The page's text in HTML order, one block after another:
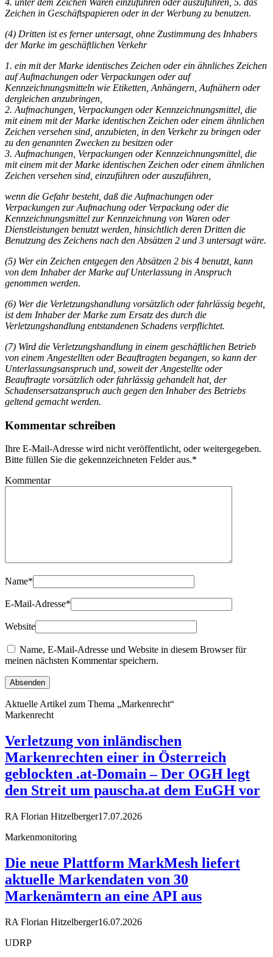
Zeichen in Geschäftspapieren oder in der Werbung zu benutzen.
(4) Dritten ist es ferner untersagt, ohne Zustimmung des Inhabers
der Marke im geschäftlichen Verkehr
1. ein mit der Marke identisches Zeichen oder ein ähnliches Zeichen
auf Aufmachungen oder Verpackungen oder auf
Kennzeichnungsmitteln wie Etiketten, Anhängern, Aufnähern oder
dergleichen anzubringen,
2. Aufmachungen, Verpackungen oder Kennzeichnungsmittel, die
mit einem mit der Marke identischen Zeichen oder einem ähnlichen
Zeichen versehen sind, anzubieten, in den Verkehr zu bringen oder
zu den genannten Zwecken zu besitzen oder
3. Aufmachungen, Verpackungen oder Kennzeichnungsmittel, die
mit einem mit der Marke identischen Zeichen oder einem ähnlichen
Zeichen versehen sind, einzuführen oder auszuführen,
wenn die Gefahr besteht, daß die Aufmachungen oder
Verpackungen zur Aufmachung oder Verpackung oder die
Kennzeichnungsmittel zur Kennzeichnung von Waren oder
Dienstleistungen benutzt werden, hinsichtlich deren Dritten die
Benutzung des Zeichens nach den Absätzen 2 und 3 untersagt wäre.
(5) Wer ein Zeichen entgegen den Absätzen 2 bis 4 benutzt, kann
von dem Inhaber der Marke auf Unterlassung in Anspruch
genommen werden.
(6) Wer die Verletzungshandlung vorsätzlich oder fahrlässig begeht,
ist dem Inhaber der Marke zum Ersatz des durch die
Verletzungshandlung entstandenen Schadens verpflichtet.
(7) Wird die Verletzungshandlung in einem geschäftlichen Betrieb
von einem Angestellten oder Beauftragten begangen, so kann der
Unterlassungsanspruch und, soweit der Angestellte oder
Beauftragte vorsätzlich oder fahrlässig gehandelt hat, der
Schadensersatzanspruch auch gegen den Inhaber des Betriebs
geltend gemacht werden.
Kommentar schreiben
Ihre E-Mail-Adresse wird nicht veröffentlicht, oder weitergegeben.
Bitte füllen Sie die gekennzeichneten Felder aus.*
Kommentar
Name*
E-Mail-Adresse*
Website
Name, E-Mail-Adresse und Website in diesem Browser für
meinen nächsten Kommentar speichern.
Aktuelle Artikel zum Thema „Markenrecht“
Markenrecht
Verletzung von inländischen
Markenrechten einer in Österreich
geblockten .at-Domain – Der OGH legt
den Streit um pauscha.at dem EuGH vor
RA Florian Hitzelberger17.07.2026
Markenmonitoring
Die neue Plattform MarkMesh liefert
aktuelle Markendaten von 30
Markenämtern an eine API aus
RA Florian Hitzelberger16.07.2026
UDRP